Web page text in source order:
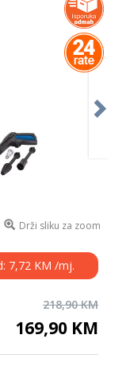
Drži sliku za zoom
7,72 KM /mj.
218,90 KM
169,90 KM